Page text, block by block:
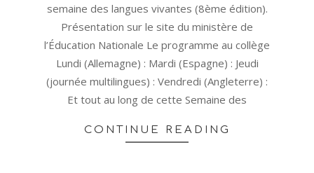
semaine des langues vivantes (8ème édition).
Présentation sur le site du ministère de
l’Éducation Nationale Le programme au collège
Lundi (Allemagne) : Mardi (Espagne) : Jeudi
(journée multilingues) : Vendredi (Angleterre) :
Et tout au long de cette Semaine des
CONTINUE READING